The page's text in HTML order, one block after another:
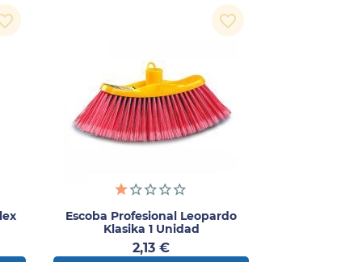
Escoba Profesional Leopardo
Klasika 1 Unidad
Precio
2,13 €
favorite_border